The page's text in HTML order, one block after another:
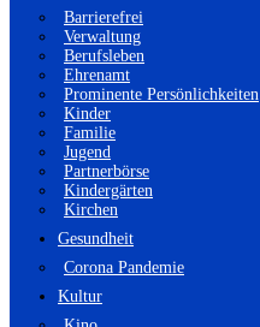
Barrierefrei
Verwaltung
Berufsleben
Ehrenamt
Prominente Persönlichkeiten
Kinder
Familie
Jugend
Partnerbörse
Kindergärten
Kirchen
Gesundheit
Corona Pandemie
Kultur